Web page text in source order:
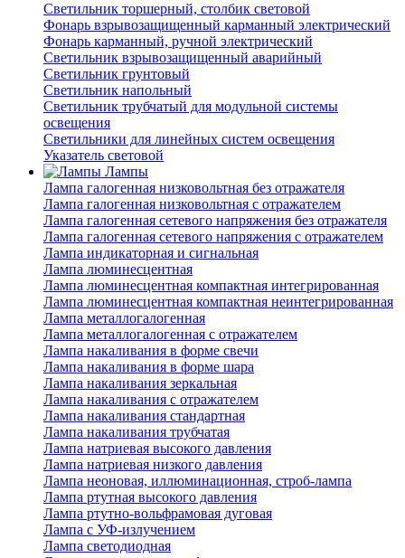
Светильник торшерный, столбик световой
Фонарь взрывозащищенный карманный электрический
Фонарь карманный, ручной электрический
Светильник взрывозащищенный аварийный
Светильник грунтовый
Светильник напольный
Светильник трубчатый для модульной системы
освещения
Светильники для линейных систем освещения
Указатель световой
Лампы
Лампа галогенная низковольтная без отражателя
Лампа галогенная низковольтная с отражателем
Лампа галогенная сетевого напряжения без отражателя
Лампа галогенная сетевого напряжения с отражателем
Лампа индикаторная и сигнальная
Лампа люминесцентная
Лампа люминесцентная компактная интегрированная
Лампа люминесцентная компактная неинтегрированная
Лампа металлогалогенная
Лампа металлогалогенная с отражателем
Лампа накаливания в форме свечи
Лампа накаливания в форме шара
Лампа накаливания зеркальная
Лампа накаливания с отражателем
Лампа накаливания стандартная
Лампа накаливания трубчатая
Лампа натриевая высокого давления
Лампа натриевая низкого давления
Лампа неоновая, иллюминационная, строб-лампа
Лампа ртутная высокого давления
Лампа ртутно-вольфрамовая дуговая
Лампа с УФ-излучением
Лампа светодиодная